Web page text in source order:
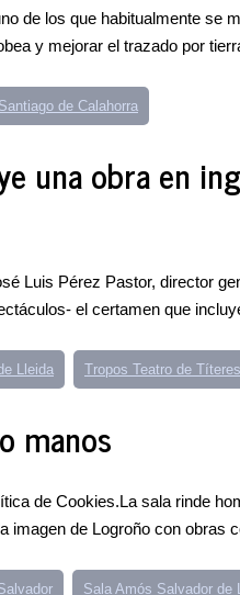
de los que habitualmente se
y mejorar el trazado por
de Calahorra
una obra en
Luis Pérez Pastor, director
el certamen que
Lleida Tropos Teatro de Títeres
manos
de Cookies.La sala rinde
imagen de Logroño con obras
Sala Amós Salvador de